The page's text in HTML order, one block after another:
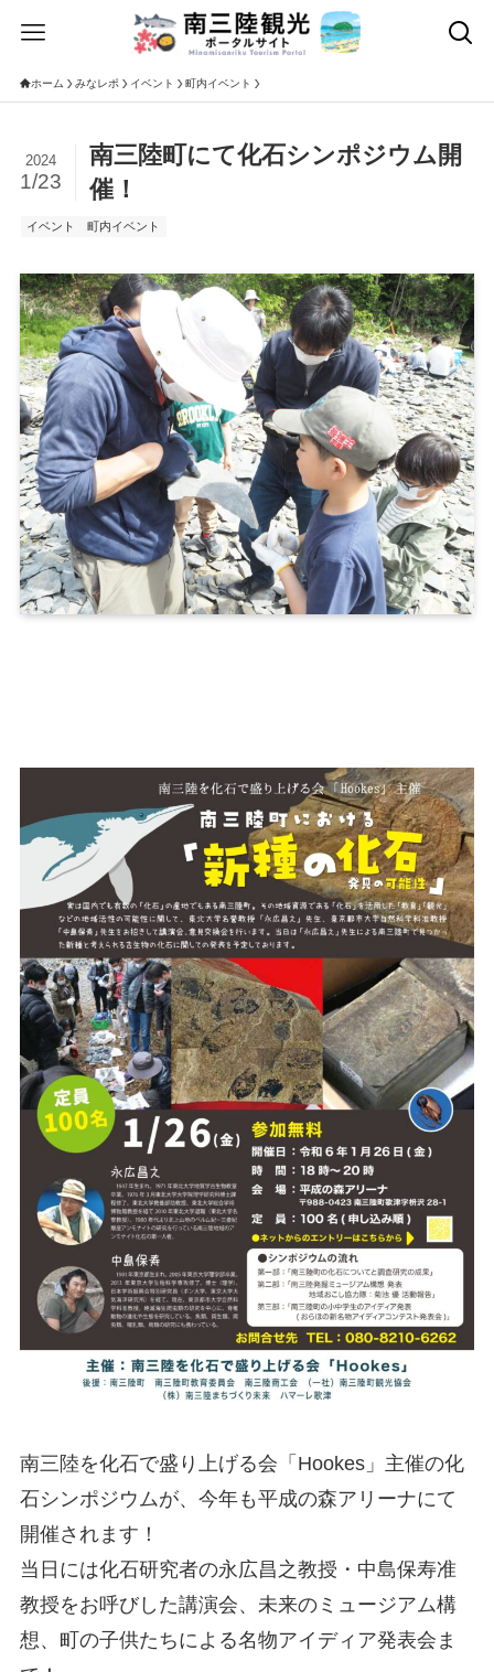
ホーム みなレポ イベント 町内イベント
南三陸町にて化石シンポジウム開
催！
2024
1/23
イベント 町内イベント
南三陸を化石で盛り上げる会「Hookes」主催の化
石シンポジウムが、今年も平成の森アリーナにて
開催されます！
当日には化石研究者の永広昌之教授・中島保寿准
教授をお呼びした講演会、未来のミュージアム構
想、町の子供たちによる名物アイディア発表会ま